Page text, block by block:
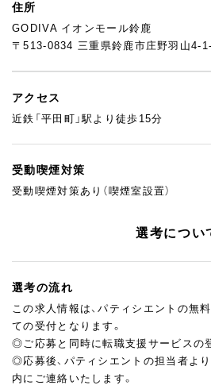
住所
GODIVA イオンモール鈴鹿
〒513-0834 三重県鈴鹿市庄野羽山4-
アクセス
近鉄「平田町」駅より徒歩15分
受動喫煙対策
受動喫煙対策あり（喫煙室設置）
選考につい
選考の流れ
この求人情報は、パティシエントの無
ての受付となります。
◎ご応募と同時に転職支援サービスの
◎応募後、パティシエントの担当者よ
内にご連絡いたします。